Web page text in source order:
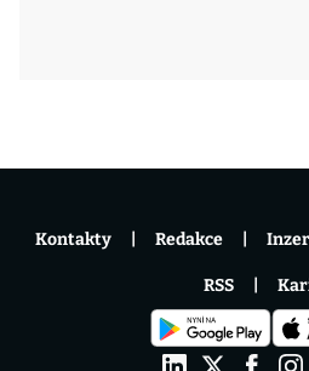
Kontakty Redakce
RSS